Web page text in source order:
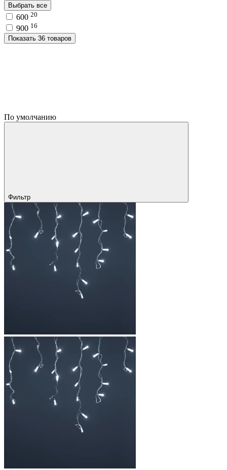
Выбрать все
600 20
900 16
Показать 36 товаров
По умолчанию
Фильтр